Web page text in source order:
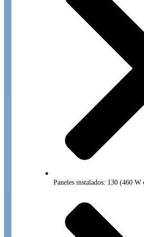
Paneles instalados: 130 (460 W